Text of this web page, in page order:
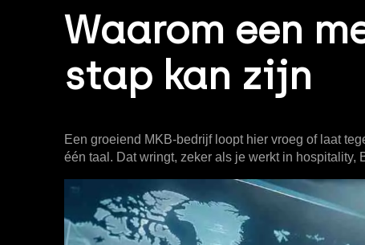
Waarom een
stap kan zijn
Een groeiend MKB-bedrijf loopt hier vroeg of laat
één taal. Dat wringt, zeker als je werkt in